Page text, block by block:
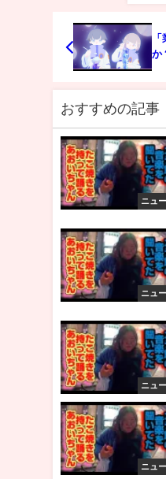
か
おすすめの記事
ニュ
ニュ
ニュ
ニュ